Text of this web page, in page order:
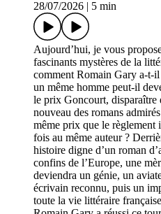
28/07/2026
5 min
Aujourd’hui, je vous
fascinants mystères de la
comment Romain Gary a-t-
un même homme peut-il
le prix Goncourt, disparaître
nouveau des romans
même prix que le règlement
fois au même auteur ?
histoire digne d’un roman
confins de l’Europe, une
deviendra un génie, un
écrivain reconnu, puis un
toute la vie littéraire